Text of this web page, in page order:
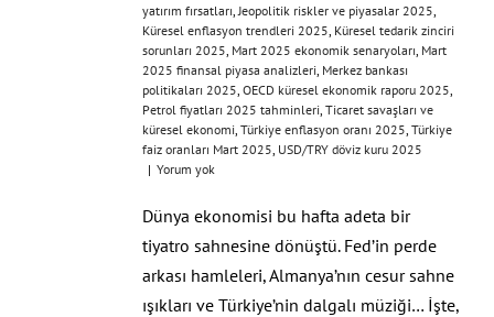
yatırım fırsatları​,​Jeopolitik riskler ve piyasalar 2025​,
Küresel enflasyon trendleri 2025​, ​Küresel tedarik zinciri
sorunları 2025​, ​Mart 2025 ekonomik senaryoları​, ​Mart
2025 finansal piyasa analizleri​, ​Merkez bankası
politikaları 2025​, ​OECD küresel ekonomik raporu 2025​,
Petrol fiyatları 2025 tahminleri​, ​Ticaret savaşları ve
küresel ekonomi​, Türkiye enflasyon oranı 2025, ​Türkiye
faiz oranları Mart 2025​, ​USD/TRY döviz kuru 2025​
| Yorum yok
Dünya ekonomisi bu hafta adeta bir
tiyatro sahnesine dönüştü. Fed’in perde
arkası hamleleri, Almanya’nın cesur sahne
ışıkları ve Türkiye’nin dalgalı müziği… İşte,